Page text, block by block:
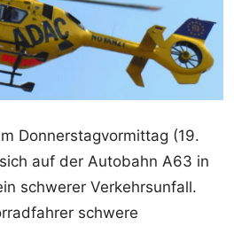
Donnerstagvormittag (19.
auf der Autobahn A63 in
schwerer Verkehrsunfall.
schwere